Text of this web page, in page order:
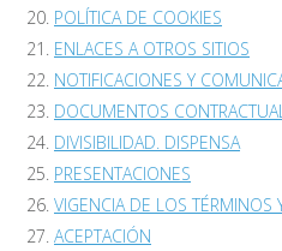
POLÍTICA DE COOKIES
ENLACES A OTROS SITIOS
NOTIFICACIONES Y
DOCUMENTOS
DIVISIBILIDAD. DISPENSA
PRESENTACIONES
VIGENCIA DE LOS TÉRMINOS
ACEPTACIÓN